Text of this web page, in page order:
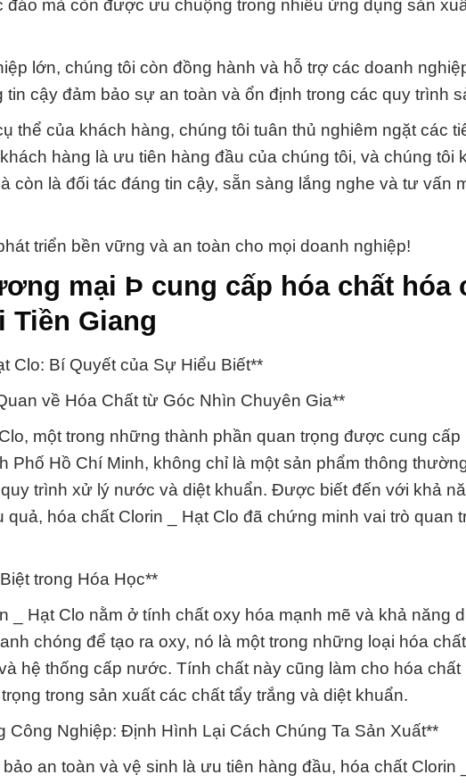
đáo mà còn được ưu chuộng trong nhiều ứng dụng sản
lớn, chúng tôi còn đồng hành và hỗ trợ các doanh
cậy đảm bảo sự an toàn và ổn định trong các quy trình
thể của khách hàng, chúng tôi tuân thủ nghiêm ngặt các
hàng là ưu tiên hàng đầu của chúng tôi, và chúng tôi
còn là đối tác đáng tin cậy, sẵn sàng lắng nghe và tư vấn
triển bền vững và an toàn cho mọi doanh nghiệp!
mại Þ cung cấp hóa chất hóa
Tiền Giang
Clo: Bí Quyết của Sự Hiểu Biết**
về Hóa Chất từ Góc Nhìn Chuyên Gia**
một trong những thành phần quan trọng được cung
Phố Hồ Chí Minh, không chỉ là một sản phẩm thông
trình xử lý nước và diệt khuẩn. Được biết đến với khả
hóa chất Clorin _ Hạt Clo đã chứng minh vai trò quan
trong Hóa Học**
_ Hạt Clo nằm ở tính chất oxy hóa mạnh mẽ và khả năng
chóng để tạo ra oxy, nó là một trong những loại hóa
hệ thống cấp nước. Tính chất này cũng làm cho hóa chất
trong sản xuất các chất tẩy trắng và diệt khuẩn.
Công Nghiệp: Định Hình Lại Cách Chúng Ta Sản Xuất**
an toàn và vệ sinh là ưu tiên hàng đầu, hóa chất Clorin